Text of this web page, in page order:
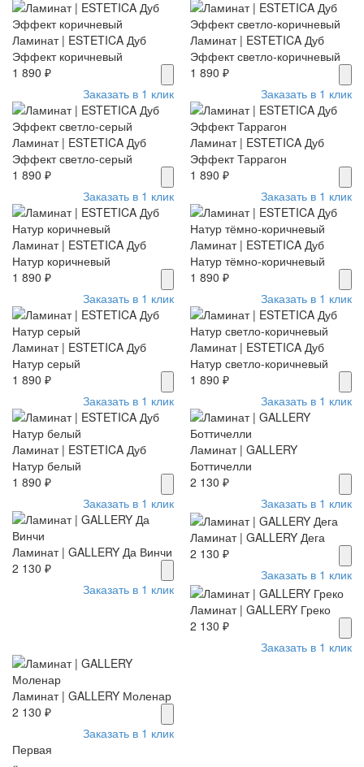
Ламинат | ESTETICA Дуб
Эффект коричневый
1 890 ₽
Заказать в 1 клик
Ламинат | ESTETICA Дуб
Эффект светло-коричневый
1 890 ₽
Заказать в 1 клик
Ламинат | ESTETICA Дуб
Эффект светло-серый
1 890 ₽
Заказать в 1 клик
Ламинат | ESTETICA Дуб
Эффект Таррагон
1 890 ₽
Заказать в 1 клик
Ламинат | ESTETICA Дуб
Натур коричневый
1 890 ₽
Заказать в 1 клик
Ламинат | ESTETICA Дуб
Натур тёмно-коричневый
1 890 ₽
Заказать в 1 клик
Ламинат | ESTETICA Дуб
Натур серый
1 890 ₽
Заказать в 1 клик
Ламинат | ESTETICA Дуб
Натур светло-коричневый
1 890 ₽
Заказать в 1 клик
Ламинат | ESTETICA Дуб
Натур белый
1 890 ₽
Заказать в 1 клик
Ламинат | GALLERY
Боттичелли
2 130 ₽
Заказать в 1 клик
Ламинат | GALLERY Да Винчи
2 130 ₽
Заказать в 1 клик
Ламинат | GALLERY Дега
2 130 ₽
Заказать в 1 клик
Ламинат | GALLERY Греко
2 130 ₽
Заказать в 1 клик
Ламинат | GALLERY Моленар
2 130 ₽
Заказать в 1 клик
Первая